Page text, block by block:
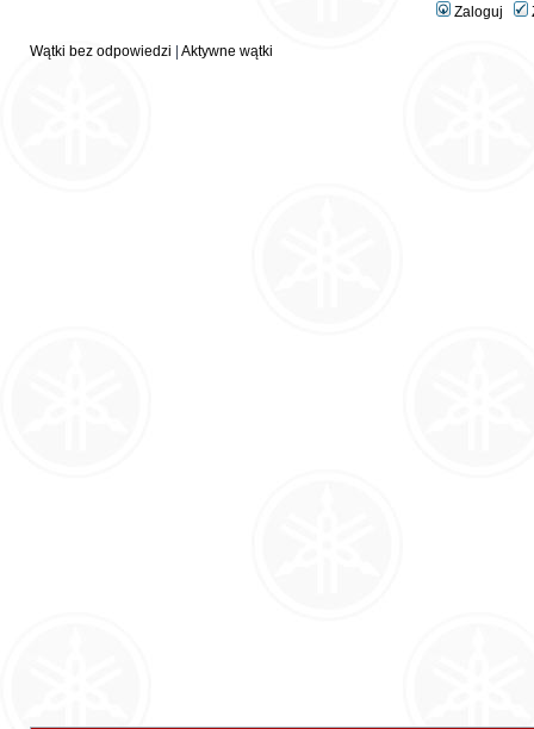
Zaloguj
Wątki bez odpowiedzi Aktywne wątki